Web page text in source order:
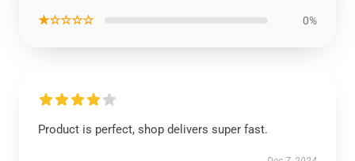
★☆☆☆☆ 0%
Product is perfect, shop delivers super fast.